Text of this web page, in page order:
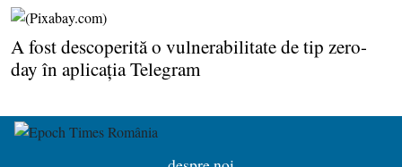
A fost descoperită o vulnerabilitate de tip zero-
day în aplicaţia Telegram